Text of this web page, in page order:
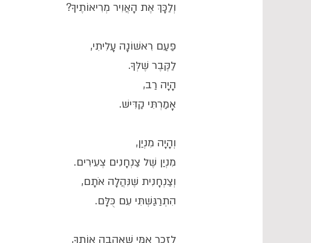
וְלַכָּךְ אֶת הָאֲוִיר מְרִיאוֹתֶיךָ?
פַּעַם רִאשׁוֹנָה עָלִיתִי,
לַקֶּבֶר שֶׁלְּךָ.
הָיָה רַב,
אָמַרְתִּי קַדִּישׁ.
וְהָיָה מִנְיַן,
מִנְיַן שֶׁל צַנְחָנִים צְעִירִים.
וְצַנְחָנִית שֶׁנִּהֲלָה אֹתָם,
הִתְרַגַּשְׁתִּי עִם כֻּלָּם.
לְזֵכֶר אִמִּי שֶׁאָהֲבָה אוֹתְךָ,